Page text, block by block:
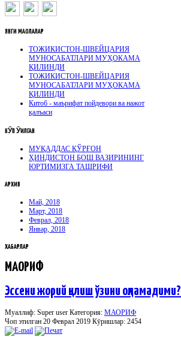
ЯНГИ МАҚОЛАЛАР
ТОЖИКИСТОН-ШВЕЙЦАРИЯ
МУНОСАБАТЛАРИ МУҲОКАМА
ҚИЛИНДИ
ТОЖИКИСТОН-ШВЕЙЦАРИЯ
МУНОСАБАТЛАРИ МУҲОКАМА
ҚИЛИНДИ
Китоб - маърифат пойдевори ва нажот
қалъаси
КӮП ӮҚИЛГАН
МУҚАДДАС ҚЎРҒОН
ҲИНДИСТОН БОШ ВАЗИРИНИНГ
ЮРТИМИЗГА ТАШРИФИ
АРХИВ
Май, 2018
Март, 2018
Феврал, 2018
Январ, 2018
ХАБАРЛАР
МАОРИФ
Эссени жорий қилиш ўзини оқламадими?
Муаллиф: Super user Категория: МАОРИФ
Чоп этилган 20 Феврал 2019 Кӯришлар: 2454